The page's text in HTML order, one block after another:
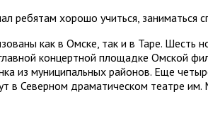
ребятам хорошо учиться, заниматься
как в Омске, так и в Таре. Шесть
концертной площадке Омской
из муниципальных районов. Еще
в Северном драматическом театре им.